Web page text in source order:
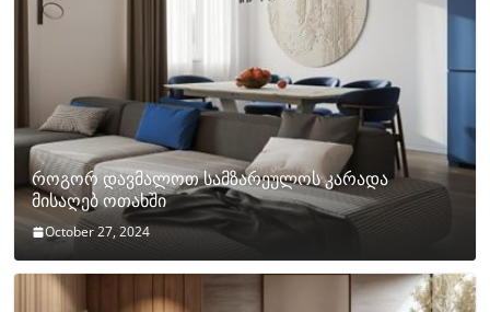
როგორ დავმალოთ სამზარეულოს კარადა
მისაღებ ოთახში
October 27, 2024